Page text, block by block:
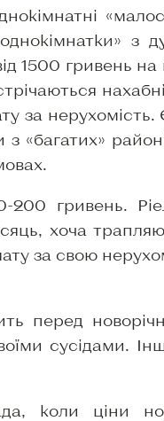
з
1500 гривень на
за
«багатих»
гривень.
хоча
за свою
перед
сусідами.
коли ціни